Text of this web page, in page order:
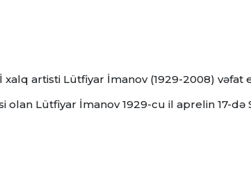
xalq artisti Lütfiyar İmanov (1929-2008) vəfat
Lütfiyar İmanov 1929-cu il aprelin 17-də